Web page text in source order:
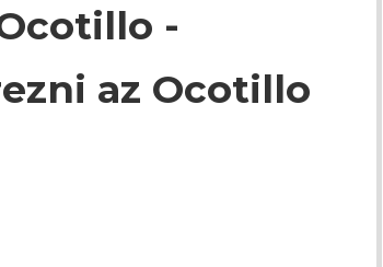
-
az Ocotillo